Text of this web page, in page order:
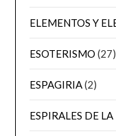
ELEMENTOS Y
ESOTERISMO (27)
ESPAGIRIA(2)
ESPIRALES DE